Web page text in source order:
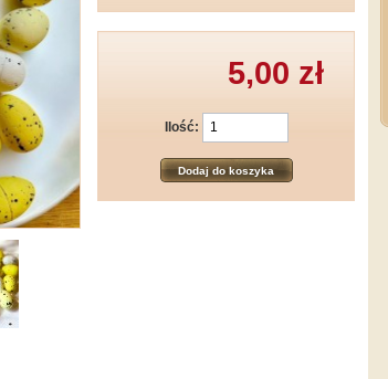
5,00 zł
Ilość:
Dodaj do koszyka